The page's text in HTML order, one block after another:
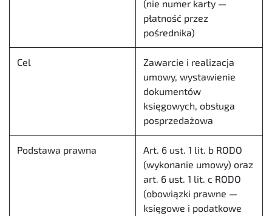
(nie numer karty —
płatność przez
pośrednika)
Cel
Zawarcie i realizacja
umowy, wystawienie
dokumentów
księgowych, obsługa
posprzedażowa
Podstawa prawna
Art. 6 ust. 1 lit. b RODO
(wykonanie umowy) oraz
art. 6 ust. 1 lit. c RODO
(obowiązki prawne —
księgowe i podatkowe